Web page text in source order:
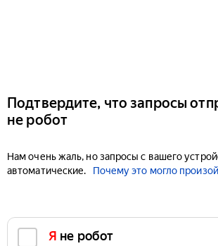
Подтвердите, что запросы
не робот
Нам очень жаль, но запросы с вашего
автоматические.
Почему это могло
Я не робот